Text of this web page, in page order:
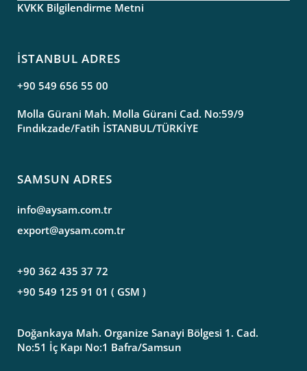
KVKK Bilgilendirme Metni
İSTANBUL ADRES
+90 549 656 55 00
Molla Gürani Mah. Molla Gürani Cad. No:59/9
Fındıkzade/Fatih İSTANBUL/TÜRKİYE
SAMSUN ADRES
info@aysam.com.tr
export@aysam.com.tr
+90 362 435 37 72
+90 549 125 91 01 ( GSM )
Doğankaya Mah. Organize Sanayi Bölgesi 1. Cad.
No:51 İç Kapı No:1 Bafra/Samsun